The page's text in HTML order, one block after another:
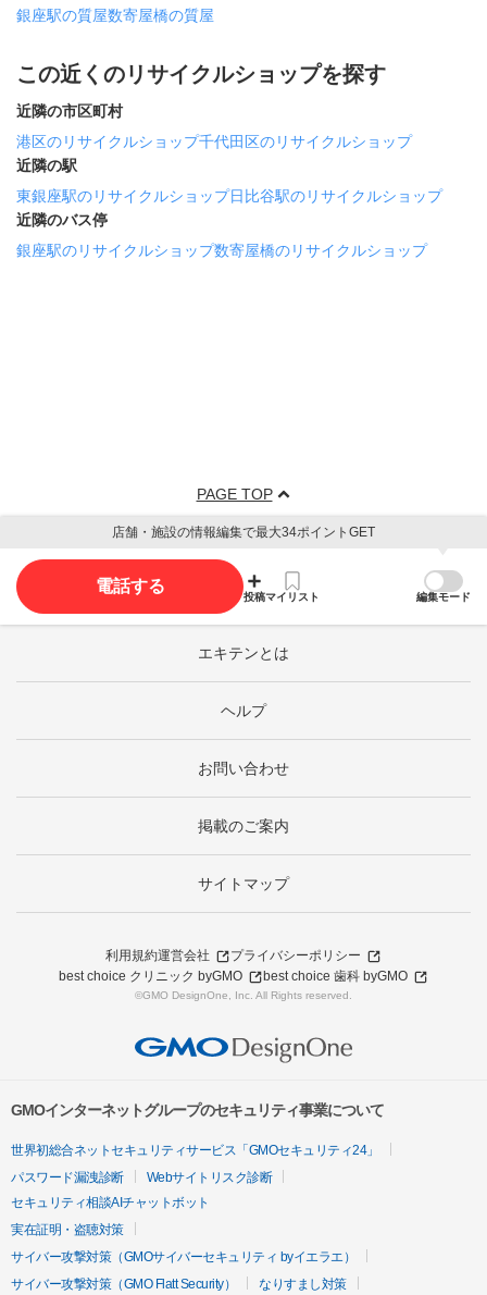
銀座駅の質屋数寄屋橋の質屋
この近くのリサイクルショップを探す
近隣の市区町村
港区のリサイクルショップ千代田区のリサイクルショップ
近隣の駅
東銀座駅のリサイクルショップ日比谷駅のリサイクルショップ
近隣のバス停
銀座駅のリサイクルショップ数寄屋橋のリサイクルショップ
PAGE TOP
店舗・施設の情報編集で最大34ポイントGET
電話する
投稿マイリスト 編集モード
エキテンとは
ヘルプ
お問い合わせ
掲載のご案内
サイトマップ
利用規約運営会社
プライバシーポリシー
best choice クリニック byGMO
best choice 歯科 byGMO
©GMO DesignOne, Inc. All Rights reserved.
GMOインターネットグループのセキュリティ事業について
世界初総合ネットセキュリティサービス「GMOセキュリティ24」
パスワード漏洩診断
Webサイトリスク診断
セキュリティ相談AIチャットボット
実在証明・盗聴対策
サイバー攻撃対策（GMOサイバーセキュリティ byイエラエ）
サイバー攻撃対策（GMO Flatt Security）
なりすまし対策